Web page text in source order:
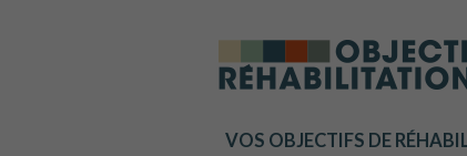
VOS OBJECTIFS DE